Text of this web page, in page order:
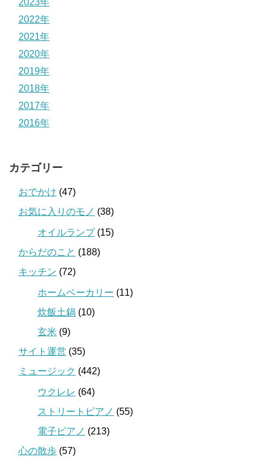
2023年
2022年
2021年
2020年
2019年
2018年
2017年
2016年
カテゴリー
おでかけ (47)
お気に入りのモノ (38)
オイルランプ(15)
からだのこと (188)
キッチン (72)
ホームベーカリー (11)
炊飯土鍋 (10)
玄米 (9)
サイト運営 (35)
ミュージック (442)
ウクレレ (64)
ストリートピアノ (55)
電子ピアノ (213)
心の散歩 (57)